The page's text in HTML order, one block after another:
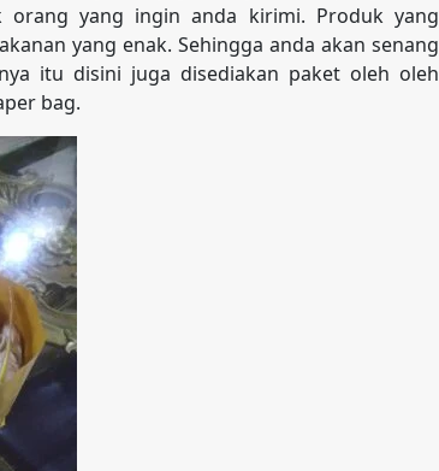
yang ingin anda kirimi. Produk yang
yang enak. Sehingga anda akan senang
itu disini juga disediakan paket oleh oleh
bag.